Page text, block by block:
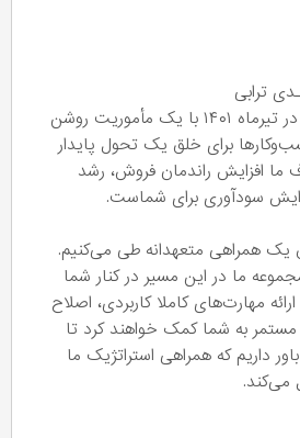
ترابی
مجموعه سلز کوچینگ در تیرماه ۱۴۰۱ با یک مأموریت روشن
برای خلق یک تحول پایدار
افزایش راندمان فروش، رشد
سودآوری برای شماست.
یک همراهی متعهدانه طی می‌کنیم.
ما در این مسیر در کنار شما
مهارت‌های کاملا کاربردی، اصلاح
به شما کمک خواهند کرد تا
داریم که همراهی استراتژیک ما
می‌کند.